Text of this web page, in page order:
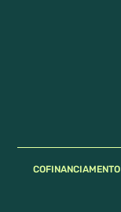
COFINANCIAMENTO